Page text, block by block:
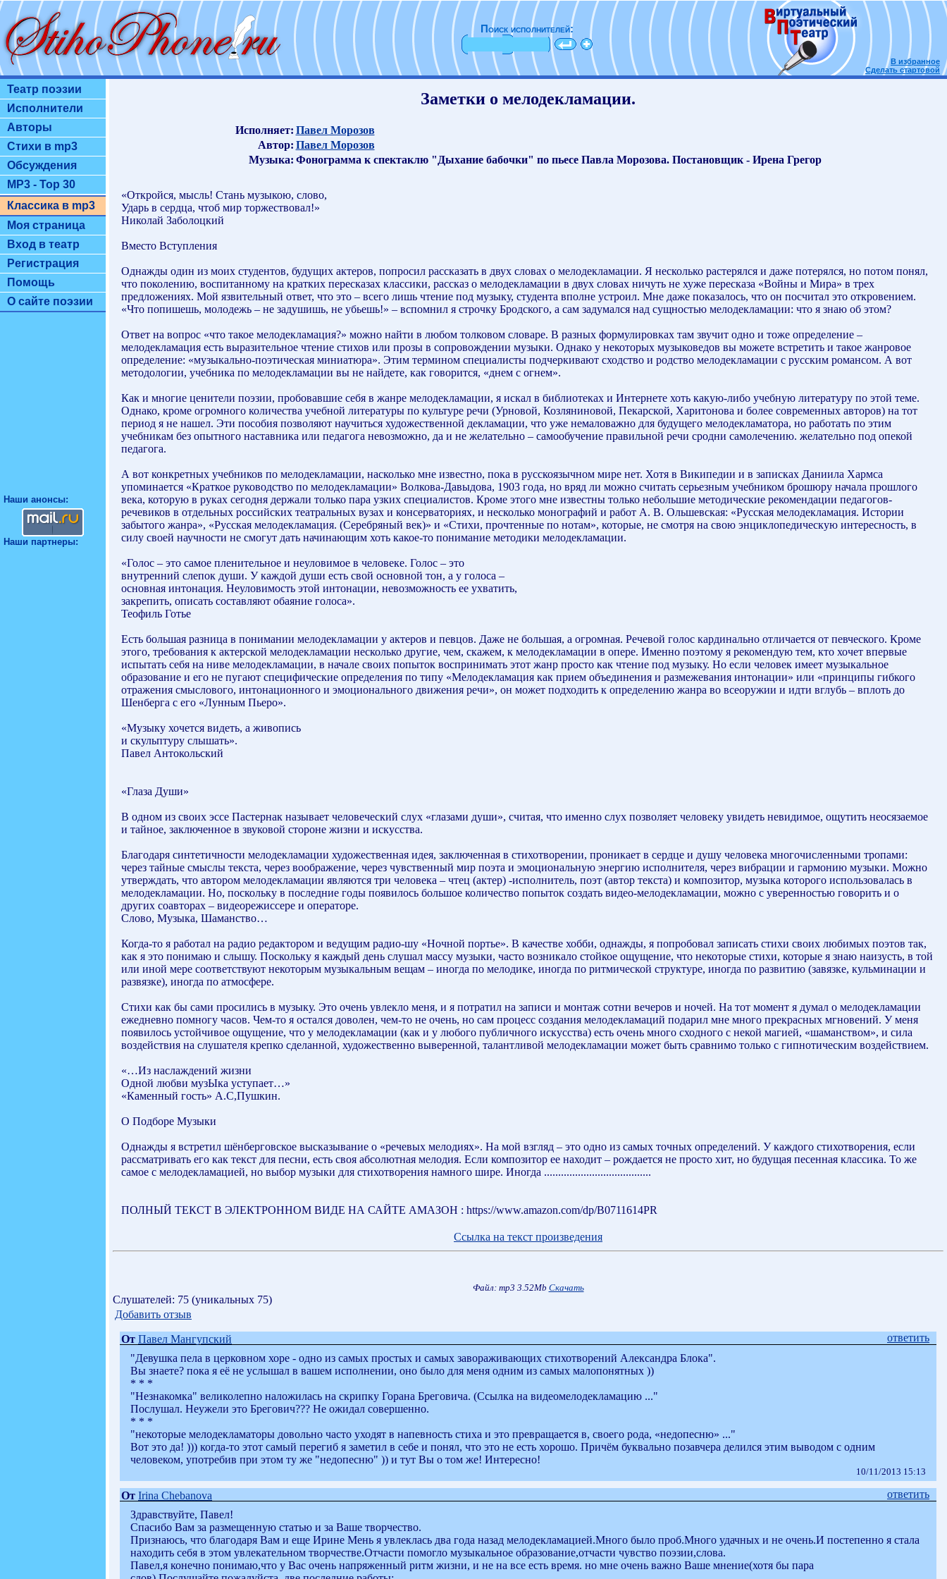
Поиск исполнителей:
В избранное
Сделать стартовой
Театр поэзии
Исполнители
Авторы
Стихи в mp3
Обсуждения
MP3 - Top 30
Классика в mp3
Моя страница
Вход в театр
Регистрация
Помощь
О сайте поэзии
Наши анонсы:
Наши партнеры:
Заметки о мелодекламации.
Исполняет: Павел Морозов
Автор: Павел Морозов
Музыка: Фонограмма к спектаклю "Дыхание бабочки" по пьесе Павла Морозова. Постановщик - Ирена Грегор
«Откройся, мысль! Стань музыкою, слово,
Ударь в сердца, чтоб мир торжествовал!»
Николай Заболоцкий
Вместо Вступления
Однажды один из моих студентов, будущих актеров, попросил рассказать в двух словах о мелодекламации. Я несколько растерялся и даже потерялся, но потом понял,
что поколению, воспитанному на кратких пересказах классики, рассказ о мелодекламации в двух словах ничуть не хуже пересказа «Войны и Мира» в трех
предложениях. Мой язвительный ответ, что это – всего лишь чтение под музыку, студента вполне устроил. Мне даже показалось, что он посчитал это откровением.
«Что попишешь, молодежь – не задушишь, не убьешь!» – вспомнил я строчку Бродского, а сам задумался над сущностью мелодекламации: что я знаю об этом?
Ответ на вопрос «что такое мелодекламация?» можно найти в любом толковом словаре. В разных формулировках там звучит одно и тоже определение –
мелодекламация есть выразительное чтение стихов или прозы в сопровождении музыки. Однако у некоторых музыковедов вы можете встретить и такое жанровое
определение: «музыкально-поэтическая миниатюра». Этим термином специалисты подчеркивают сходство и родство мелодекламации с русским романсом. А вот
методологии, учебника по мелодекламации вы не найдете, как говорится, «днем с огнем».
Как и многие ценители поэзии, пробовавшие себя в жанре мелодекламации, я искал в библиотеках и Интернете хоть какую-либо учебную литературу по этой теме.
Однако, кроме огромного количества учебной литературы по культуре речи (Урновой, Козляниновой, Пекарской, Харитонова и более современных авторов) на тот
период я не нашел. Эти пособия позволяют научиться художественной декламации, что уже немаловажно для будущего мелодекламатора, но работать по этим
учебникам без опытного наставника или педагога невозможно, да и не желательно – самообучение правильной речи сродни самолечению. желательно под опекой
педагога.
А вот конкретных учебников по мелодекламации, насколько мне известно, пока в русскоязычном мире нет. Хотя в Википедии и в записках Даниила Хармса
упоминается «Краткое руководство по мелодекламации» Волкова-Давыдова, 1903 года, но вряд ли можно считать серьезным учебником брошюру начала прошлого
века, которую в руках сегодня держали только пара узких специалистов. Кроме этого мне известны только небольшие методические рекомендации педагогов-
речевиков в отдельных российских театральных вузах и консерваториях, и несколько монографий и работ А. В. Ольшевская: «Русская мелодекламация. Истории
забытого жанра», «Русская мелодекламация. (Серебряный век)» и «Стихи, прочтенные по нотам», которые, не смотря на свою энциклопедическую интересность, в
силу своей научности не смогут дать начинающим хоть какое-то понимание методики мелодекламации.
«Голос – это самое пленительное и неуловимое в человеке. Голос – это
внутренний слепок души. У каждой души есть свой основной тон, а у голоса –
основная интонация. Неуловимость этой интонации, невозможность ее ухватить,
закрепить, описать составляют обаяние голоса».
Теофиль Готье
Есть большая разница в понимании мелодекламации у актеров и певцов. Даже не большая, а огромная. Речевой голос кардинально отличается от певческого. Кроме
этого, требования к актерской мелодекламации несколько другие, чем, скажем, к мелодекламации в опере. Именно поэтому я рекомендую тем, кто хочет впервые
испытать себя на ниве мелодекламации, в начале своих попыток воспринимать этот жанр просто как чтение под музыку. Но если человек имеет музыкальное
образование и его не пугают специфические определения по типу «Мелодекламация как прием объединения и размежевания интонации» или «принципы гибкого
отражения смыслового, интонационного и эмоционального движения речи», он может подходить к определению жанра во всеоружии и идти вглубь – вплоть до
Шенберга с его «Лунным Пьеро».
«Музыку хочется видеть, а живопись
и скульптуру слышать».
Павел Антокольский
«Глаза Души»
В одном из своих эссе Пастернак называет человеческий слух «глазами души», считая, что именно слух позволяет человеку увидеть невидимое, ощутить неосязаемое
и тайное, заключенное в звуковой стороне жизни и искусства.
Благодаря синтетичности мелодекламации художественная идея, заключенная в стихотворении, проникает в сердце и душу человека многочисленными тропами:
через тайные смыслы текста, через воображение, через чувственный мир поэта и эмоциональную энергию исполнителя, через вибрации и гармонию музыки. Можно
утверждать, что автором мелодекламации являются три человека – чтец (актер) -исполнитель, поэт (автор текста) и композитор, музыка которого использовалась в
мелодекламации. Но, поскольку в последние годы появилось большое количество попыток создать видео-мелодекламации, можно с уверенностью говорить и о
других соавторах – видеорежиссере и операторе.
Слово, Музыка, Шаманство…
Когда-то я работал на радио редактором и ведущим радио-шу «Ночной портье». В качестве хобби, однажды, я попробовал записать стихи своих любимых поэтов так,
как я это понимаю и слышу. Поскольку я каждый день слушал массу музыки, часто возникало стойкое ощущение, что некоторые стихи, которые я знаю наизусть, в той
или иной мере соответствуют некоторым музыкальным вещам – иногда по мелодике, иногда по ритмической структуре, иногда по развитию (завязке, кульминации и
развязке), иногда по атмосфере.
Стихи как бы сами просились в музыку. Это очень увлекло меня, и я потратил на записи и монтаж сотни вечеров и ночей. На тот момент я думал о мелодекламации
ежедневно помногу часов. Чем-то я остался доволен, чем-то не очень, но сам процесс создания мелодекламаций подарил мне много прекрасных мгновений. У меня
появилось устойчивое ощущение, что у мелодекламации (как и у любого публичного искусства) есть очень много сходного с некой магией, «шаманством», и сила
воздействия на слушателя крепко сделанной, художественно выверенной, талантливой мелодекламации может быть сравнимо только с гипнотическим воздействием.
«…Из наслаждений жизни
Одной любви музЫка уступает…»
«Каменный гость» А.С,Пушкин.
О Подборе Музыки
Однажды я встретил шёнберговское высказывание о «речевых мелодиях». На мой взгляд – это одно из самых точных определений. У каждого стихотворения, если
рассматривать его как текст для песни, есть своя абсолютная мелодия. Если композитор ее находит – рождается не просто хит, но будущая песенная классика. То же
самое с мелодекламацией, но выбор музыки для стихотворения намного шире. Иногда ......................................
ПОЛНЫЙ ТЕКСТ В ЭЛЕКТРОННОМ ВИДЕ НА САЙТЕ АМАЗОН : https://www.amazon.com/dp/B0711614PR
Ссылка на текст произведения
Файл: mp3 3.52Mb Скачать
Слушателей: 75 (уникальных 75)
Добавить отзыв
От Павел Мангупский
ответить
"Девушка пела в церковном хоре - одно из самых простых и самых завораживающих стихотворений Александра Блока".
Вы знаете? пока я её не услышал в вашем исполнении, оно было для меня одним из самых малопонятных ))
* * *
"Незнакомка" великолепно наложилась на скрипку Горана Бреговича. (Ссылка на видеомелодекламацию ..."
Послушал. Неужели это Брегович??? Не ожидал совершенно.
* * *
"некоторые мелодекламаторы довольно часто уходят в напевность стиха и это превращается в, своего рода, «недопесню» ..."
Вот это да! ))) когда-то этот самый перегиб я заметил в себе и понял, что это не есть хорошо. Причём буквально позавчера делился этим выводом с одним
человеком, употребив при этом ту же "недопесню" )) и тут Вы о том же! Интересно!
10/11/2013 15:13
От Irina Chebanova
ответить
Здравствуйте, Павел!
Спасибо Вам за размещенную статью и за Ваше творчество.
Признаюсь, что благодаря Вам и еще Ирине Мень я увлеклась два года назад мелодекламацией.Много было проб.Много удачных и не очень.И постепенно я стала
находить себя в этом увлекательном творчестве.Отчасти помогло музыкальное образование,отчасти чувство поэзии,слова.
Павел,я конечно понимаю,что у Вас очень напряженный ритм жизни, и не на все есть время. но мне очень важно Ваше мнение(хотя бы пара